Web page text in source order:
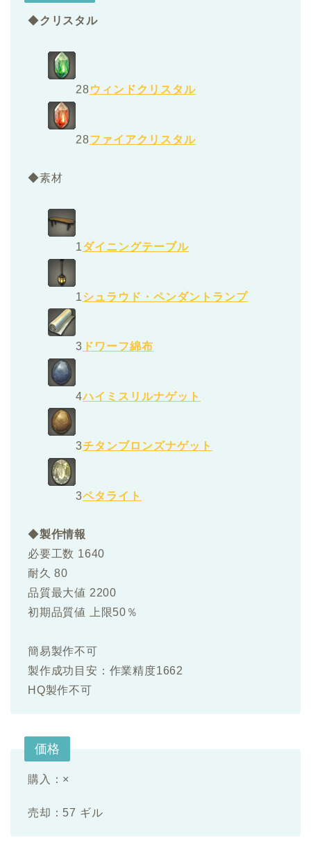
◆クリスタル
28ウィンドクリスタル
28ファイアクリスタル
◆素材
1ダイニングテーブル
1シュラウド・ペンダントランプ
3 ドワーフ綿布
4ハイミスリルナゲット
3チタンブロンズナゲット
3ペタライト
◆製作情報
必要工数 1640
耐久 80
品質最大値 2200
初期品質値 上限50％
簡易製作不可
製作成功目安：作業精度1662
HQ製作不可
価格
購入：×
売却：57 ギル